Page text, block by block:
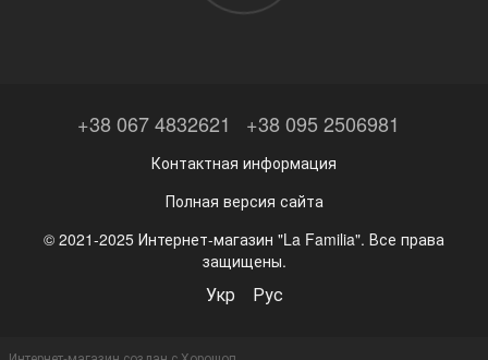
+38 067 4832621 +38 095 2506981
Контактная информация
Полная версия сайта
© 2021-2025 Интернет-магазин "La Familia". Все права
защищены.
Укр Рус